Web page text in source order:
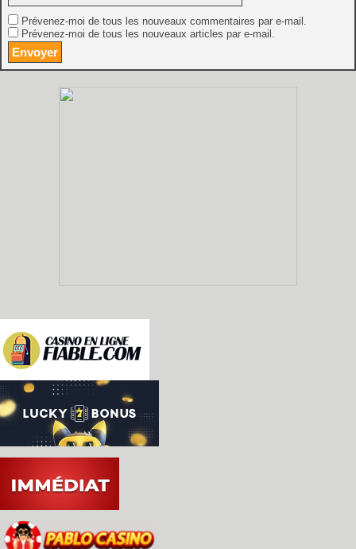
Prévenez-moi de tous les nouveaux commentaires par e-mail.
Prévenez-moi de tous les nouveaux articles par e-mail.